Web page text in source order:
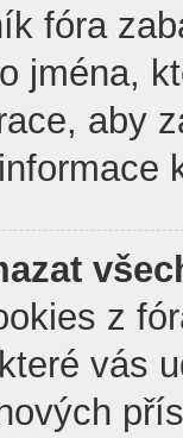
fóra
jména,
aby
z
vás